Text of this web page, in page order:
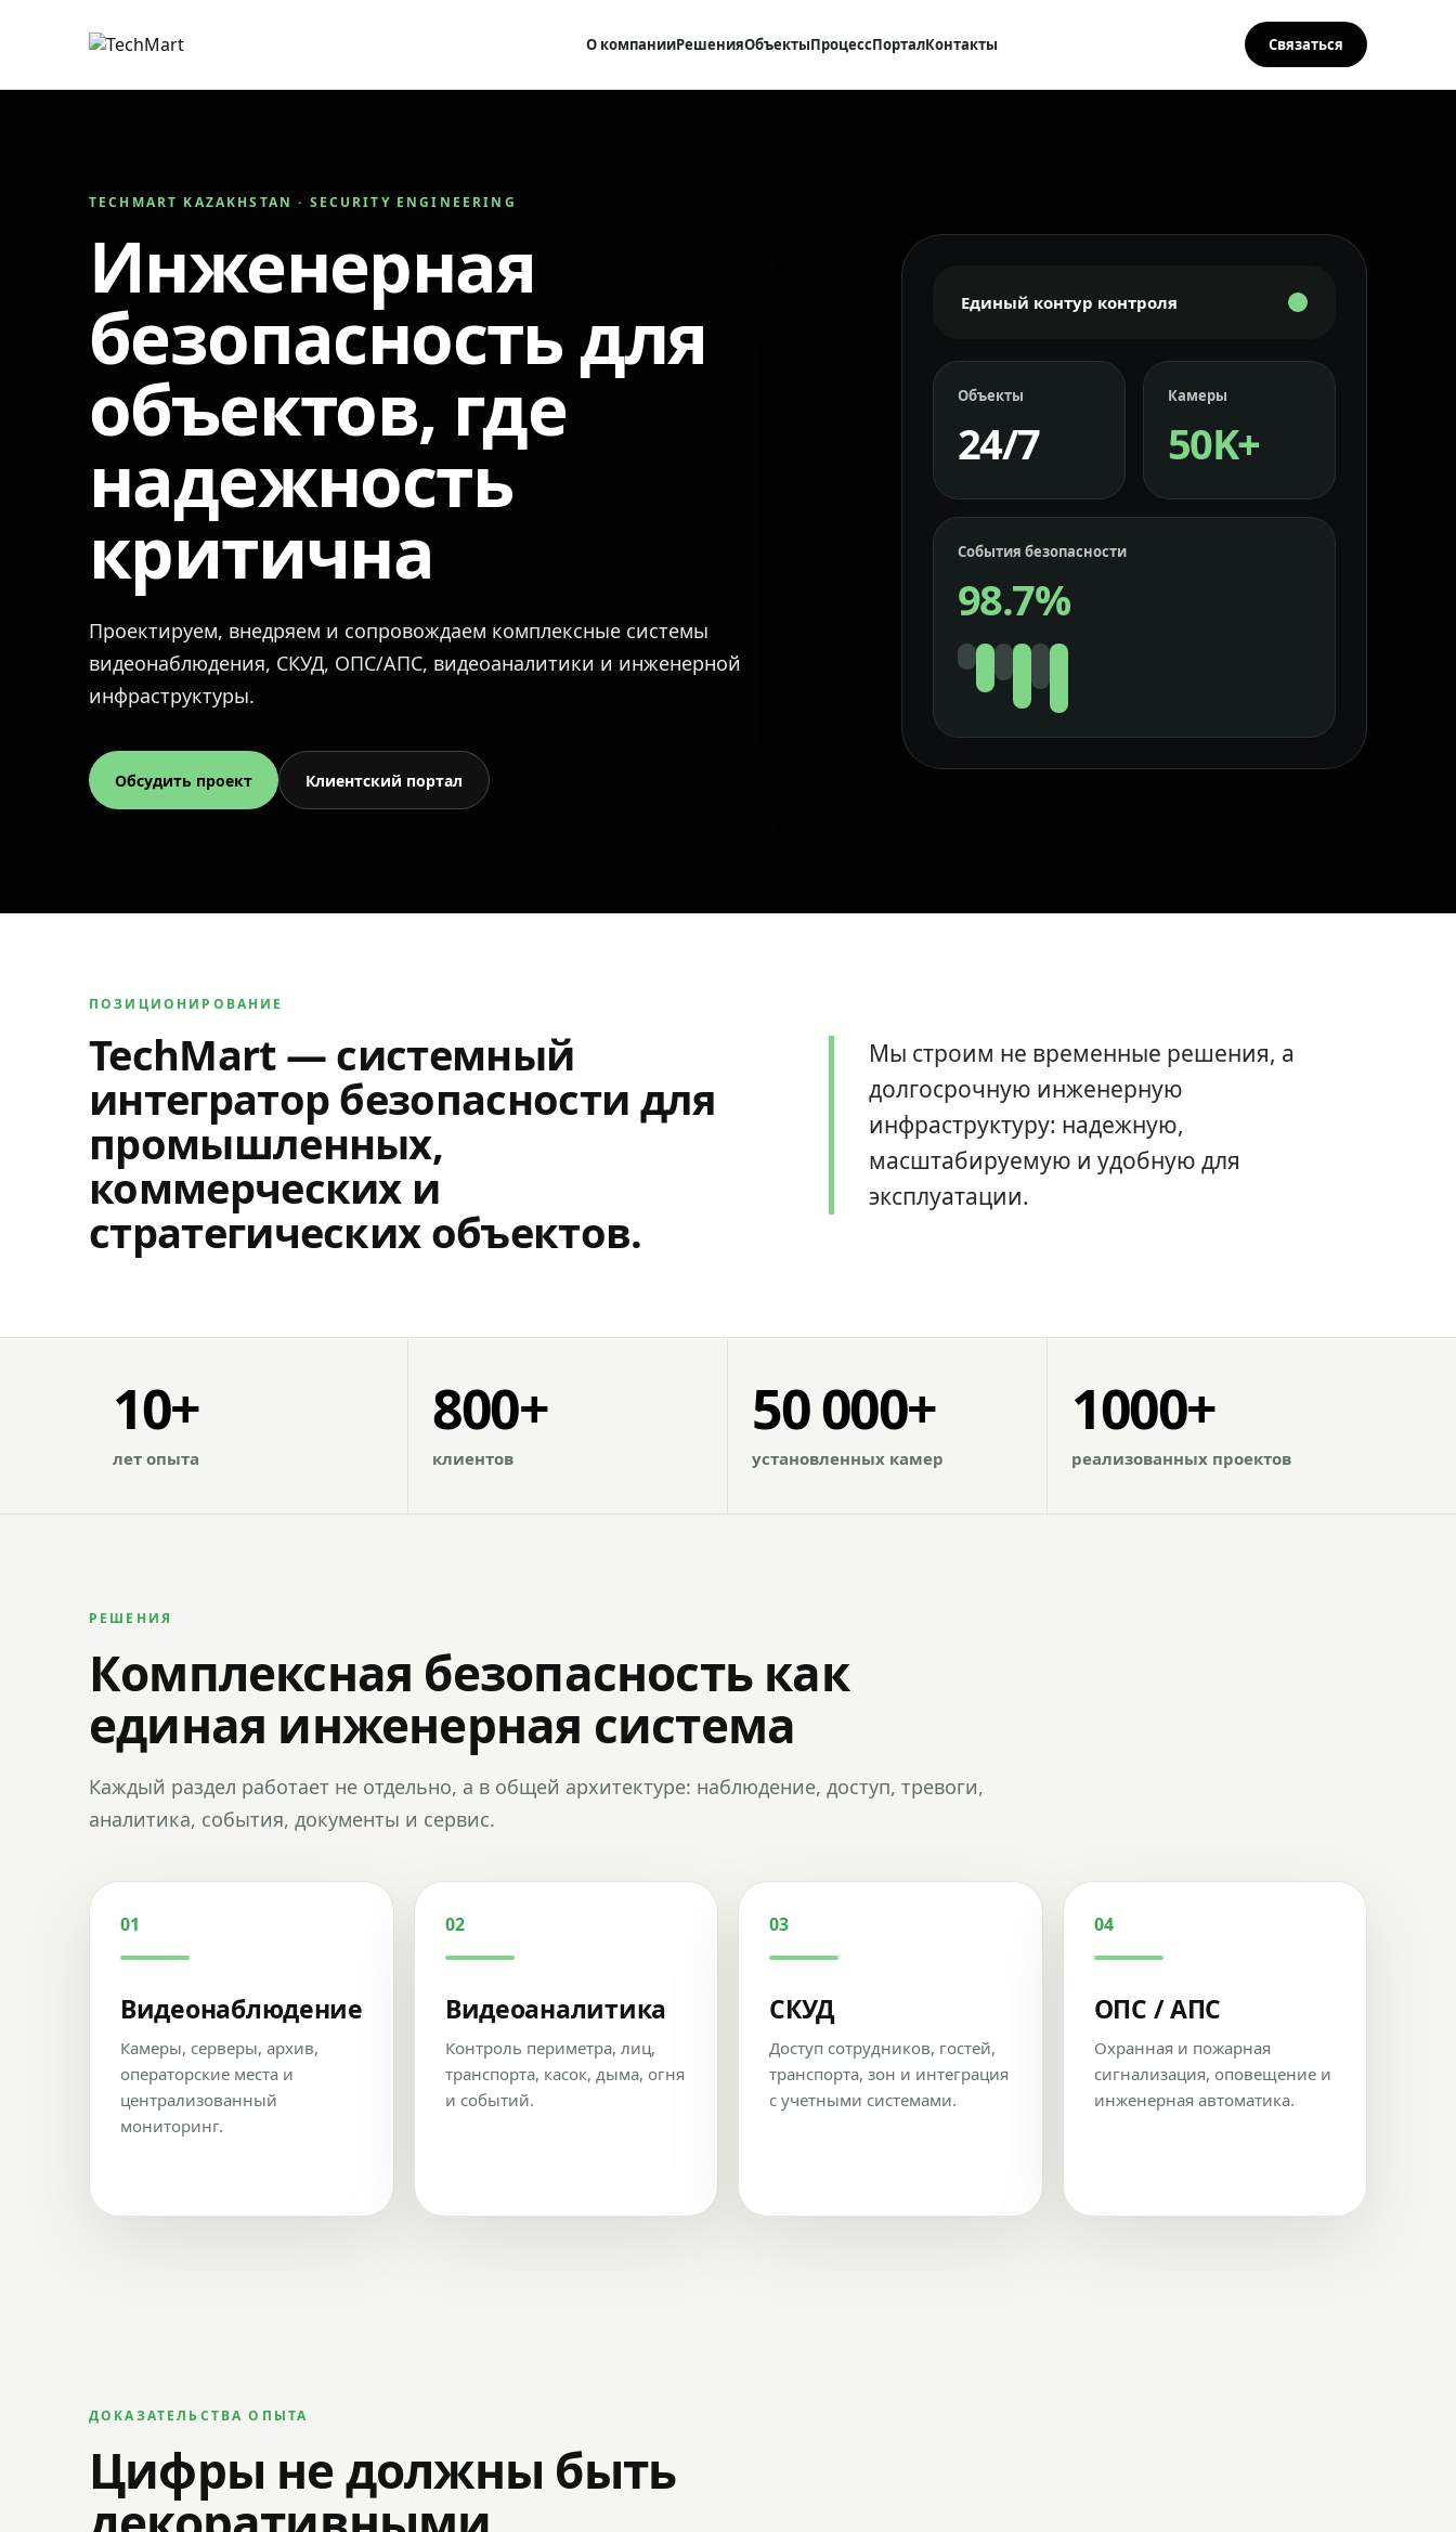
О компанииРешенияОбъектыПроцессПорталКонтакты Связаться
TECHMART KAZAKHSTAN · SECURITY ENGINEERING
Инженерная
безопасность для
объектов, где
надежность
критична
Проектируем, внедряем и сопровождаем комплексные системы
видеонаблюдения, СКУД, ОПС/АПС, видеоаналитики и инженерной
инфраструктуры.
Обсудить проект Клиентский портал
Единый контур контроля
Объекты
24/7
Камеры
50K+
События безопасности
98.7%
ПОЗИЦИОНИРОВАНИЕ
TechMart — системный
интегратор безопасности для
промышленных,
коммерческих и
стратегических объектов.
Мы строим не временные решения, а
долгосрочную инженерную
инфраструктуру: надежную,
масштабируемую и удобную для
эксплуатации.
10+
лет опыта
800+
клиентов
50 000+
установленных камер
1000+
реализованных проектов
РЕШЕНИЯ
Комплексная безопасность как
единая инженерная система
Каждый раздел работает не отдельно, а в общей архитектуре: наблюдение, доступ, тревоги,
аналитика, события, документы и сервис.
01
Видеонаблюдение
Камеры, серверы, архив,
операторские места и
централизованный
мониторинг.
02
Видеоаналитика
Контроль периметра, лиц,
транспорта, касок, дыма, огня
и событий.
03
СКУД
Доступ сотрудников, гостей,
транспорта, зон и интеграция
с учетными системами.
04
ОПС / АПС
Охранная и пожарная
сигнализация, оповещение и
инженерная автоматика.
ДОКАЗАТЕЛЬСТВА ОПЫТА
Цифры не должны быть